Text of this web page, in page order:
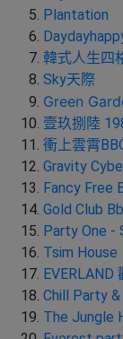
地
佈
置
用
品
即
食
即
煮
系
列
聚
會
及
動
婚
禮
親
子
活
動
神
器
情
侶
心
願
清
單
#
週
末
好
處
#
場
地
#
到
會
#
蛋
Plantation
韓式人生四
Sky天際
Green
壹玖捌陸
衝上雲霄
Gravity
Fancy Free
Gold Club
Party One -
Tsim House
EVERLAND
Chill Party
The Jungle